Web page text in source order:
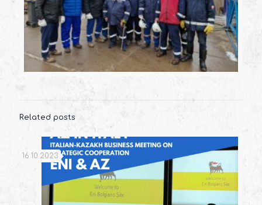
Related posts
16.10.2023